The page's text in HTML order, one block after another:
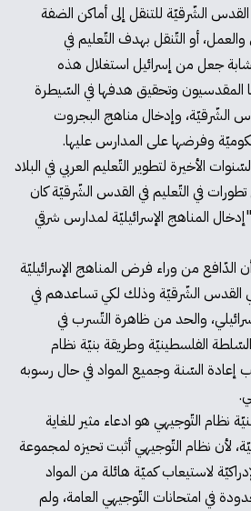
الشّرقيّة للتنقل إلى أماكن الضفة
أو التّنقل بهدف التّعليم في
جعل من إسرائيل استغلال هذه
المقدسيون وتحقيق هدفها في السّيطرة
الشّرقيّة، وإدخال مناهج البجروت
وفرضها على المدارس عليها.
الأخيرة لتطوير التّعليم العربي في البلاد
في التّعليم في القدس الشّرقيّة كان
المناهج الإسرائيليّة لمدارس شرقي
أن الدّافع من وراء فرض المناهج الإسرائيليّة
القدس الشّرقيّة وذلك لكي تساعدهم في
والحد من ظاهرة التّسرب في
الفلسطينيّة وطريقة بنيّة نظام
إعادة السّنة وجميع المواد في حال رسوبه
نظام التّوجيهي هو ادعاء مثير للغاية
لأن نظام التّوجيهي أثبت تحيزه لمجموعة
لاستيعاب كميّة هائلة من المواد
في امتحانات التّوجيهي العامة، ولم